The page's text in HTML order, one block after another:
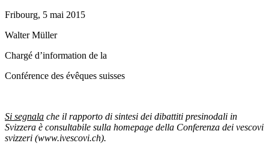
Fribourg, 5 mai 2015
Walter Müller
Chargé d’information de la
Conférence des évêques suisses
Si segnala che il rapporto di sintesi dei dibattiti presinodali in
Svizzera è consultabile sulla homepage della Conferenza dei vescovi
svizzeri (www.ivescovi.ch).